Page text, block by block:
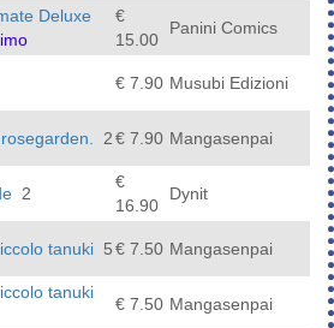
Deluxe
€
15.00
Panini Comics
€ 7.90 Musubi Edizioni
2€ 7.90 Mangasenpai
2
€
16.90
Dynit
tanuki 5€ 7.50 Mangasenpai
tanuki
€ 7.50 Mangasenpai